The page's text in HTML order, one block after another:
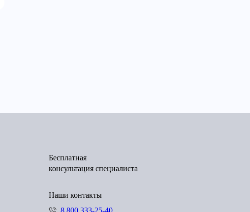
Бесплатная
консультация специалиста
Наши контакты